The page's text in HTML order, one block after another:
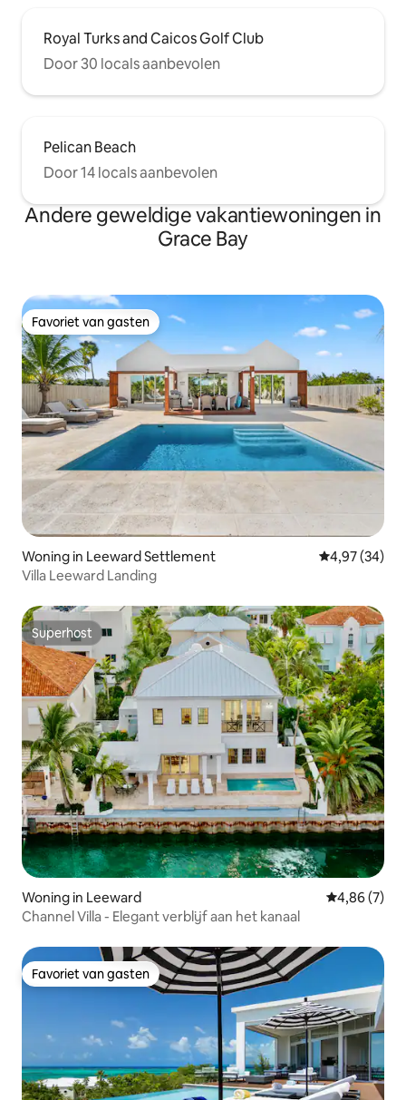
Royal Turks and Caicos Golf Club
Door 30 locals aanbevolen
Pelican Beach
Door 14 locals aanbevolen
Andere geweldige vakantiewoningen in
Grace Bay
Favoriet van gasten
Favoriet van gasten
Woning in Leeward Settlement Gemiddelde
4,97 (34)
Villa Leeward Landing
Superhost
Superhost
Woning in Leeward Gemiddelde
4,86 (7)
Channel Villa - Elegant verblijf aan het kanaal
Favoriet van gasten
Favoriet van gasten